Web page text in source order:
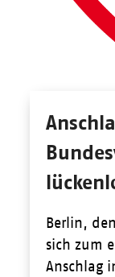
Berlin,
sich zum
Anschlag